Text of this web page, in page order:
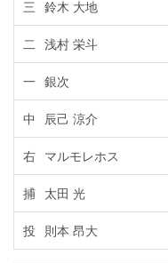
三 鈴木 大地
二 浅村 栄斗
一 銀次
中 辰己 涼介
右 マルモレホス
捕 太田 光
投 則本 昂大